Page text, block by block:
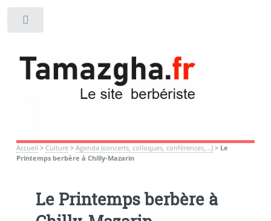
Accueil > Culture> Agenda (concerts, colloques, confèrences,...)> Le
Printemps berbère à Chilly-Mazarin
Le Printemps berbère à